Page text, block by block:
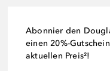
Abonnier den
einen 20%-
aktuellen Preis²!